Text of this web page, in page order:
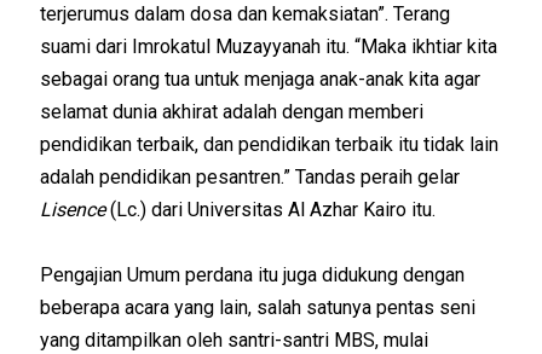
terjerumus dalam dosa dan kemaksiatan”. Terang
suami dari Imrokatul Muzayyanah itu. “Maka ikhtiar kita
sebagai orang tua untuk menjaga anak-anak kita agar
selamat dunia akhirat adalah dengan memberi
pendidikan terbaik, dan pendidikan terbaik itu tidak lain
adalah pendidikan pesantren.” Tandas peraih gelar
Lisence(Lc.) dari Universitas Al Azhar Kairo itu.
Pengajian Umum perdana itu juga didukung dengan
beberapa acara yang lain, salah satunya pentas seni
yang ditampilkan oleh santri-santri MBS, mulai